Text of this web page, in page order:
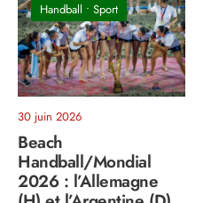
Handball • Sport
30 juin 2026
Beach
Handball/Mondial
2026 : l’Allemagne